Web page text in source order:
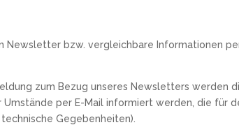
Newsletter bzw. vergleichbare Informationen
zum Bezug unseres Newsletters werden
per E-Mail informiert werden, die für
Gegebenheiten).